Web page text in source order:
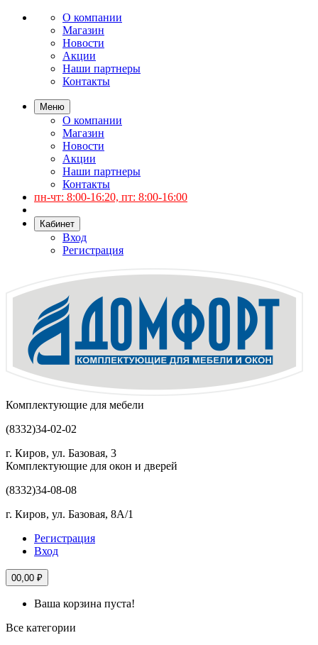
О компании
Магазин
Новости
Акции
Наши партнеры
Контакты
Меню
О компании
Магазин
Новости
Акции
Наши партнеры
Контакты
пн-чт: 8:00-16:20, пт: 8:00-16:00
Кабинет
Вход
Регистрация
Комплектующие для мебели
(8332)34-02-02
г. Киров, ул. Базовая, 3
Комплектующие для окон и дверей
(8332)34-08-08
г. Киров, ул. Базовая, 8А/1
Регистрация
Вход
00,00 ₽
Ваша корзина пуста!
Все категории